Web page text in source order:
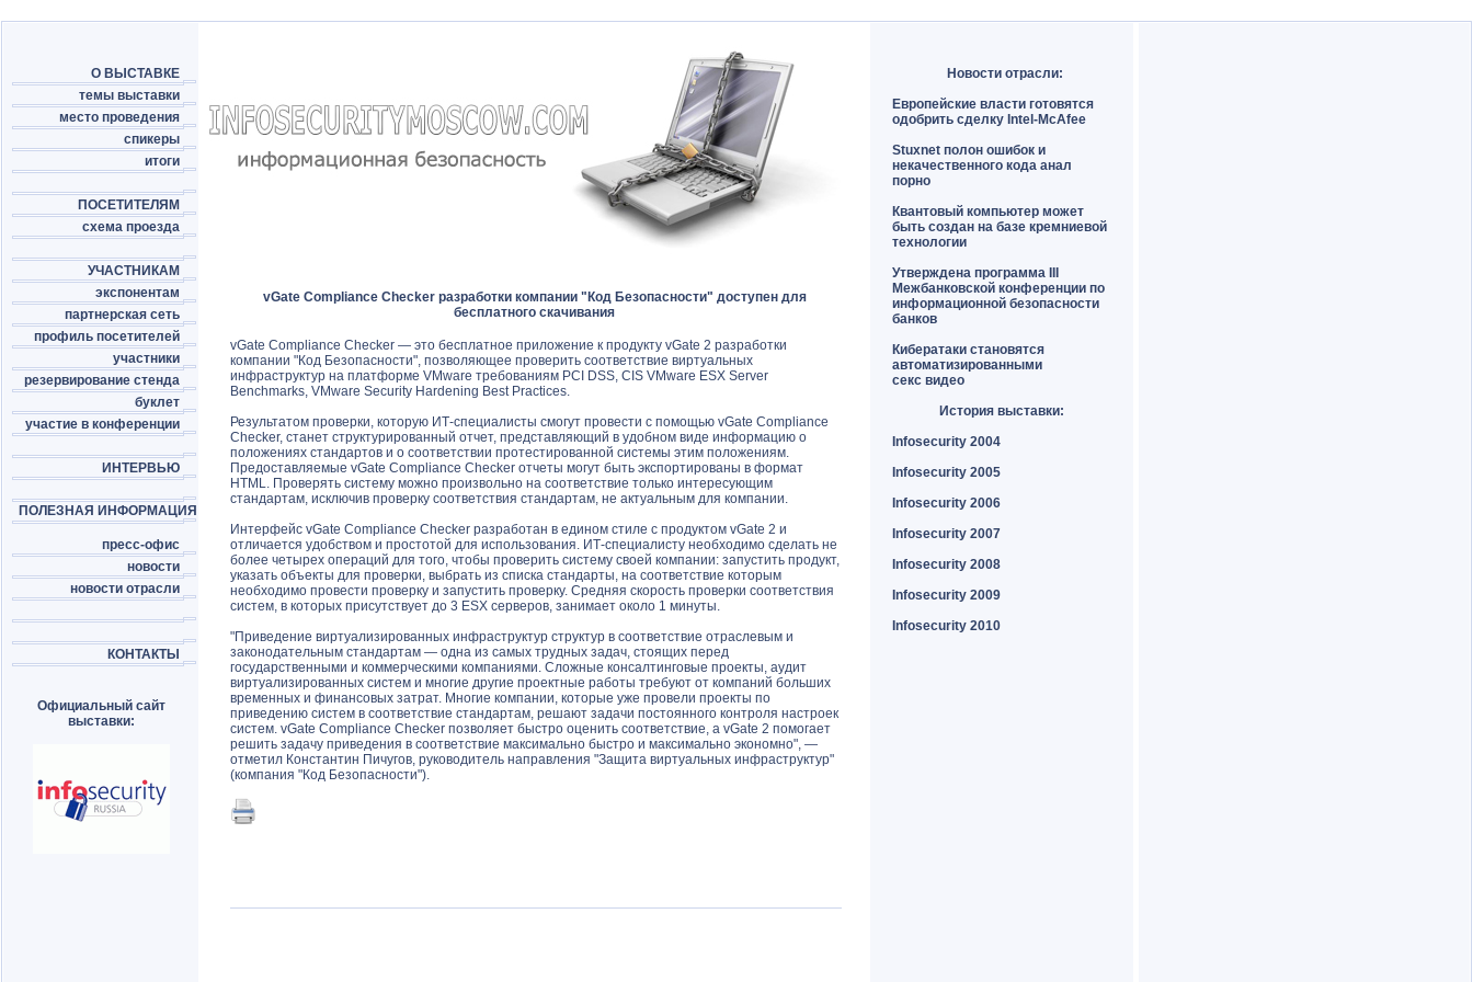
О ВЫСТАВКЕ
темы выставки
место проведения
спикеры
итоги
ПОСЕТИТЕЛЯМ
схема проезда
УЧАСТНИКАМ
экспонентам
партнерская сеть
профиль посетителей
участники
резервирование стенда
буклет
участие в конференции
ИНТЕРВЬЮ
ПОЛЕЗНАЯ ИНФОРМАЦИЯ
пресс-офис
новости
новости отрасли
КОНТАКТЫ
Официальный сайт
выставки:
vGate Compliance Checker разработки компании "Код Безопасности" доступен для
бесплатного скачивания
vGate Compliance Checker — это бесплатное приложение к продукту vGate 2 разработки
компании "Код Безопасности", позволяющее проверить соответствие виртуальных
инфраструктур на платформе VMware требованиям PCI DSS, CIS VMware ESX Server
Benchmarks, VMware Security Hardening Best Practices.
Результатом проверки, которую ИТ-специалисты смогут провести с помощью vGate Compliance
Checker, станет структурированный отчет, представляющий в удобном виде информацию о
положениях стандартов и о соответствии протестированной системы этим положениям.
Предоставляемые vGate Compliance Checker отчеты могут быть экспортированы в формат
HTML. Проверять систему можно произвольно на соответствие только интересующим
стандартам, исключив проверку соответствия стандартам, не актуальным для компании.
Интерфейс vGate Compliance Checker разработан в едином стиле с продуктом vGate 2 и
отличается удобством и простотой для использования. ИТ-специалисту необходимо сделать не
более четырех операций для того, чтобы проверить систему своей компании: запустить продукт,
указать объекты для проверки, выбрать из списка стандарты, на соответствие которым
необходимо провести проверку и запустить проверку. Средняя скорость проверки соответствия
систем, в которых присутствует до 3 ESX серверов, занимает около 1 минуты.
"Приведение виртуализированных инфраструктур структур в соответствие отраслевым и
законодательным стандартам — одна из самых трудных задач, стоящих перед
государственными и коммерческими компаниями. Сложные консалтинговые проекты, аудит
виртуализированных систем и многие другие проектные работы требуют от компаний больших
временных и финансовых затрат. Многие компании, которые уже провели проекты по
приведению систем в соответствие стандартам, решают задачи постоянного контроля настроек
систем. vGate Compliance Checker позволяет быстро оценить соответствие, а vGate 2 помогает
решить задачу приведения в соответствие максимально быстро и максимально экономно", —
отметил Константин Пичугов, руководитель направления "Защита виртуальных инфраструктур"
(компания "Код Безопасности").
Новости отрасли:
Европейские власти готовятся
одобрить сделку Intel-McAfee
Stuxnet полон ошибок и
некачественного кода анал
порно
Квантовый компьютер может
быть создан на базе кремниевой
технологии
Утверждена программа III
Межбанковской конференции по
информационной безопасности
банков
Кибератаки становятся
автоматизированными
секс видео
История выставки:
Infosecurity 2004
Infosecurity 2005
Infosecurity 2006
Infosecurity 2007
Infosecurity 2008
Infosecurity 2009
Infosecurity 2010